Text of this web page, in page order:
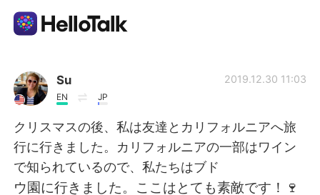
Language Exchange App
AI Grammar Checker
English
Su
EN JP
2019.12.30 11:03
クリスマスの後、私は友達とカリフォルニアへ旅
行に行きました。カリフォルニアの一部はワイン
で知られているので、私たちはブド
ウ園に行きました。ここはとても素敵です！🍷